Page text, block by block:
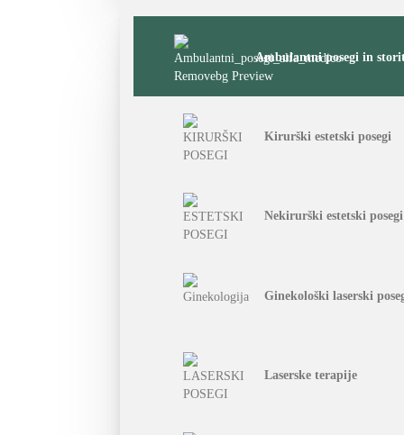
Ambulantni posegi in
Kirurški estetski posegi
Nekirurški estetski posegi
Ginekološki laserski
Laserske terapije